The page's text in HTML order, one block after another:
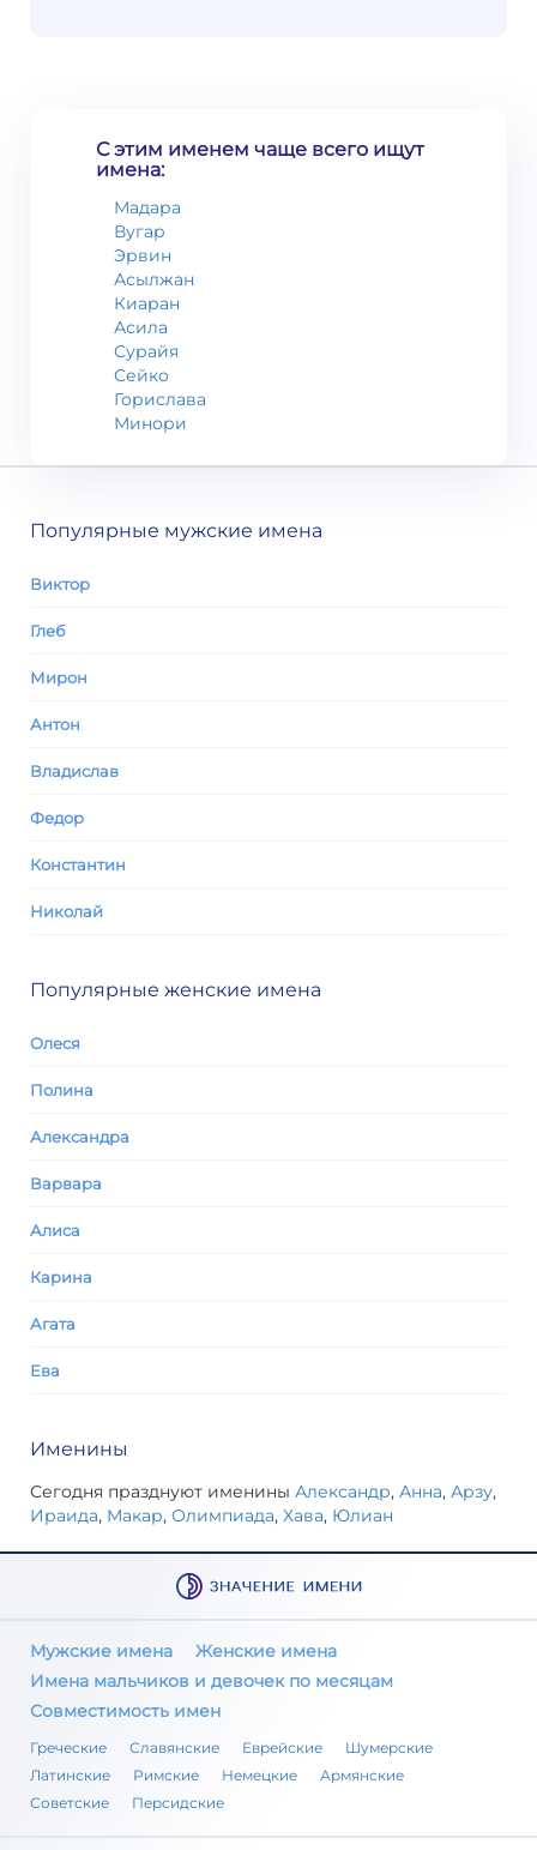
С этим именем чаще всего ищут
имена:
Мадара
Вугар
Эрвин
Асылжан
Киаран
Асила
Сурайя
Сейко
Горислава
Минори
Популярные мужские имена
Виктор
Глеб
Мирон
Антон
Владислав
Федор
Константин
Николай
Популярные женские имена
Олеся
Полина
Александра
Варвара
Алиса
Карина
Агата
Ева
Именины
Сегодня празднуют именины Александр, Анна, Арзу,
Ираида, Макар, Олимпиада, Хава, Юлиан
Мужские имена
Женские имена
Имена мальчиков и девочек по месяцам
Совместимость имен
Греческие Славянские Еврейские
Шумерские
Латинские
Римские Немецкие
Армянские
Советские
Персидские